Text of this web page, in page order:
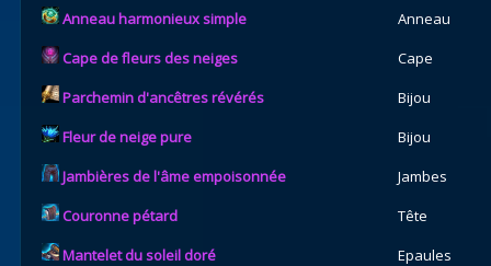
Anneau harmonieux simple
Anneau
Cape de fleurs des neiges
Cape
Parchemin d'ancêtres révérés
Bijou
Fleur de neige pure
Bijou
Jambières de l'âme empoisonnée
Jambes
Couronne pétard
Tête
Mantelet du soleil doré
Epaules